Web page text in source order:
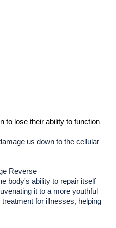
to lose their ability to function
us down to the cellular
Reverse
body's ability to repair itself
it to a more youthful
for illnesses, helping